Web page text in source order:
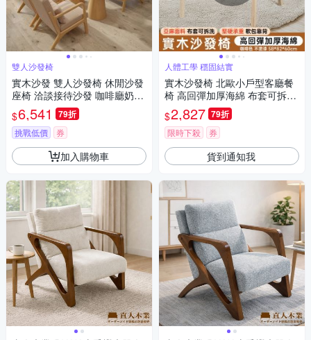
雙人沙發椅
實木沙發 雙人沙發椅 休閒沙發
座椅 洽談接待沙發 咖啡廳奶茶
店民宿餐廳椅
$6,541 79折
挑戰低價 券
加入購物車
人體工學 穩固結實
實木沙發椅 北歐小戶型客廳餐
椅 高回彈加厚海綿 布套可拆洗
簡約單人椅 辦公椅子 58*82*60
cm
$2,827 79折
限時下殺 券
貨到通知我